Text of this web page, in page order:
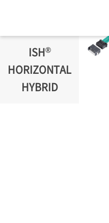
ISH®
HORIZONTAL
HYBRID